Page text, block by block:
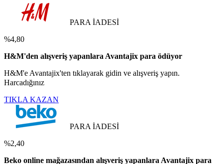
PARA İADESİ
%4,80
H&M'den alışveriş yapanlara Avantajix para ödüyor
H&M'e Avantajix'ten tıklayarak gidin ve alışveriş yapın.
Harcadığınız
TIKLA KAZAN
PARA İADESİ
%2,40
Beko online mağazasından alışveriş yapanlara Avantajix para